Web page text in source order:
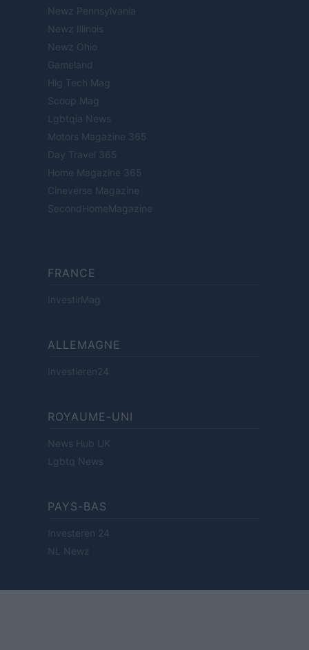
Newz Pennsylvania
Newz Illinois
Newz Ohio
Gameland
Hig Tech Mag
Scoop Mag
Lgbtqia News
Motors Magazine 365
Day Travel 365
Home Magazine 365
Cineverse Magazine
SecondHomeMagazine
FRANCE
InvestirMag
ALLEMAGNE
Investieren24
ROYAUME-UNI
News Hub UK
Lgbtq News
PAYS-BAS
Investeren 24
NL Newz